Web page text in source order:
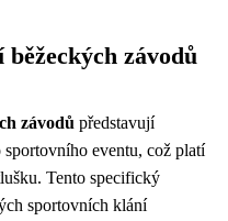
závodů
závodů představují
eventu, což platí
Tento specifický
sportovních klání